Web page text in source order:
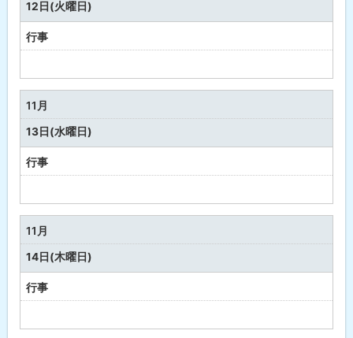
12日(火曜日)
行事
定
な
し
11月
13日(水曜日)
行事
定
な
し
11月
14日(木曜日)
行事
定